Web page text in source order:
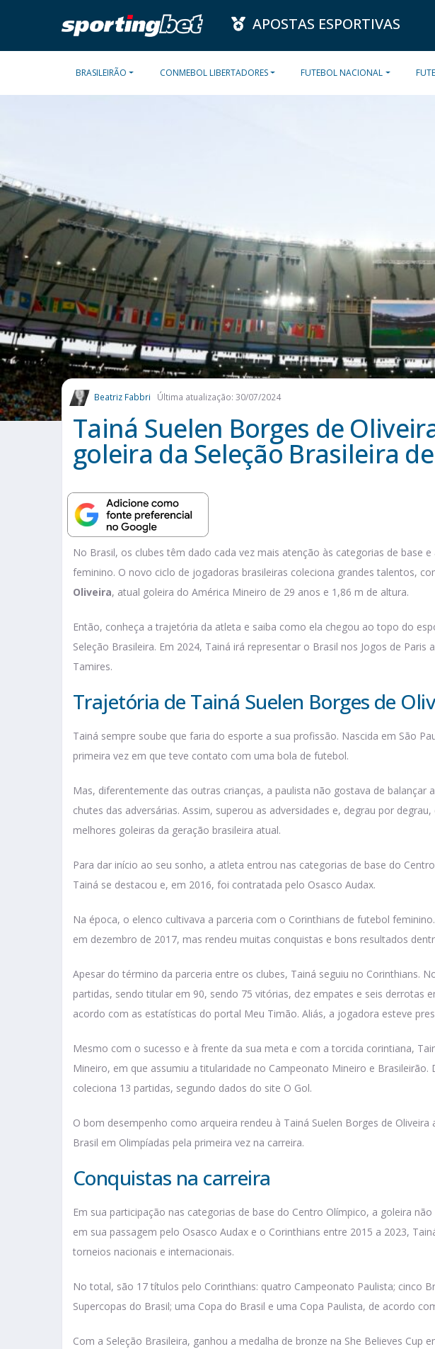
APOSTAS ESPORTIVAS
BRASILEIRÃO CONMEBOL LIBERTADORES FUTEBOL NACIONAL
Beatriz Fabbri Última atualização: 30/07/2024
Tainá Suelen Borges de
goleira da Seleção Brasileira
No Brasil, os clubes têm dado cada vez mais atenção às categorias de base
feminino. O novo ciclo de jogadoras brasileiras coleciona grandes talentos,
Oliveira, atual goleira do América Mineiro de 29 anos e 1,86 m de altura.
Então, conheça a trajetória da atleta e saiba como ela chegou ao topo do
Seleção Brasileira. Em 2024, Tainá irá representar o Brasil nos Jogos de Paris
Tamires.
Trajetória de Tainá Suelen Borges de
Tainá sempre soube que faria do esporte a sua profissão. Nascida em São
primeira vez em que teve contato com uma bola de futebol.
Mas, diferentemente das outras crianças, a paulista não gostava de balançar
chutes das adversárias. Assim, superou as adversidades e, degrau por
melhores goleiras da geração brasileira atual.
Para dar início ao seu sonho, a atleta entrou nas categorias de base do
Tainá se destacou e, em 2016, foi contratada pelo Osasco Audax.
Na época, o elenco cultivava a parceria com o Corinthians de futebol
em dezembro de 2017, mas rendeu muitas conquistas e bons resultados
Apesar do término da parceria entre os clubes, Tainá seguiu no Corinthians.
partidas, sendo titular em 90, sendo 75 vitórias, dez empates e seis derrotas
acordo com as estatísticas do portal Meu Timão. Aliás, a jogadora esteve
Mesmo com o sucesso e à frente da sua meta e com a torcida corintiana,
Mineiro, em que assumiu a titularidade no Campeonato Mineiro e Brasileirão.
coleciona 13 partidas, segundo dados do site O Gol.
O bom desempenho como arqueira rendeu à Tainá Suelen Borges de
Brasil em Olimpíadas pela primeira vez na carreira.
Conquistas na carreira
Em sua participação nas categorias de base do Centro Olímpico, a goleira
em sua passagem pelo Osasco Audax e o Corinthians entre 2015 a 2023,
torneios nacionais e internacionais.
No total, são 17 títulos pelo Corinthians: quatro Campeonato Paulista; cinco
Supercopas do Brasil; uma Copa do Brasil e uma Copa Paulista, de acordo
Com a Seleção Brasileira, ganhou a medalha de bronze na She Believes Cup